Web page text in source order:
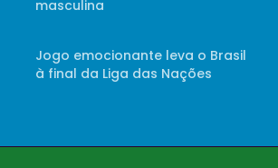
masculina
Jogo emocionante leva o Brasil
à final da Liga das Nações